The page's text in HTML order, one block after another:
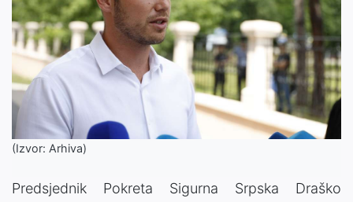
(Izvor: Arhiva)
Predsjednik Pokreta Sigurna Srpska Draško